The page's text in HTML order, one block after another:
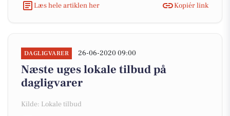
Læs hele artiklen her Kopiér link
DAGLIGVARER 26-06-2020 09:00
Næste uges lokale tilbud på
dagligvarer
Kilde: Lokale tilbud